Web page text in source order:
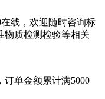
线，欢迎随时咨询标
物质检测检验等相关
单金额累计满5000